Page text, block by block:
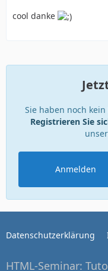
cool danke
Sie haben noch
Registrieren Sie
Anmelden
Datenschutzerklärung
HTML-Seminar: